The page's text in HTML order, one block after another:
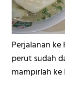
Perjalanan
perut sudah
mampirlah ke